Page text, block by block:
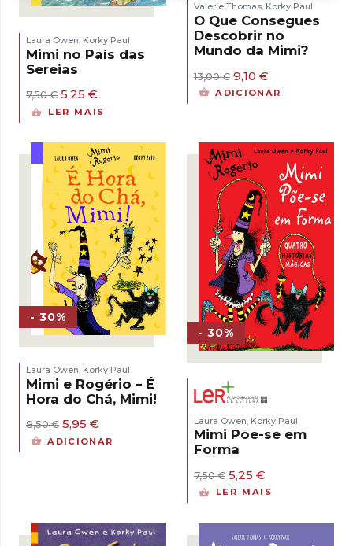
Laura Owen Korky Paul
Mimi no País das
Sereias
7,50€ O
preço
7,50 €.
5,25 €
preço
5,25 €.
LER MAIS
Valerie Thomas, Korky Paul
O Que Consegues
Descobrir no
Mundo da Mimi?
13,00€ O
preço
9,10 €O
preço
ADICIONAR
- 30%
Laura Owen Korky Paul
Mimi e Rogério – É
Hora do Chá, Mimi!
8,50€ O
preço
5,95 €
preço
ADICIONAR
- 30%
Laura Owen Korky Paul
Mimi Põe-se em
Forma
7,50€ O
preço
7,50 €.
5,25 €O
preço
5,25 €.
LER MAIS